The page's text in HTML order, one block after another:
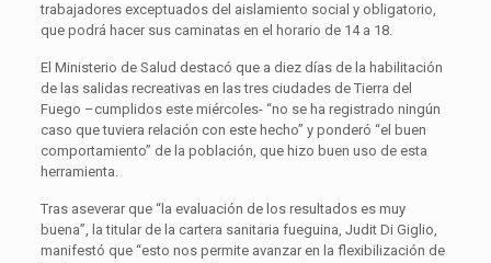
trabajadores exceptuados del aislamiento social y obligatorio,
que podrá hacer sus caminatas en el horario de 14 a 18.
El Ministerio de Salud destacó que a diez días de la habilitación
de las salidas recreativas en las tres ciudades de Tierra del
Fuego –cumplidos este miércoles- “no se ha registrado ningún
caso que tuviera relación con este hecho” y ponderó “el buen
comportamiento” de la población, que hizo buen uso de esta
herramienta.
Tras aseverar que “la evaluación de los resultados es muy
buena”, la titular de la cartera sanitaria fueguina, Judit Di Giglio,
manifestó que “esto nos permite avanzar en la flexibilización de